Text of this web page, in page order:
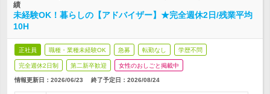
績
未経験OK！暮らしの【アドバイザー】★完全週休2日/残業平均
10H
正社員 職種・業種未経験OK 急募 転勤なし 学歴不問
完全週休2日制 第二新卒歓迎 女性のおしごと掲載中
情報更新日：2026/06/23 終了予定日： 2026/08/24